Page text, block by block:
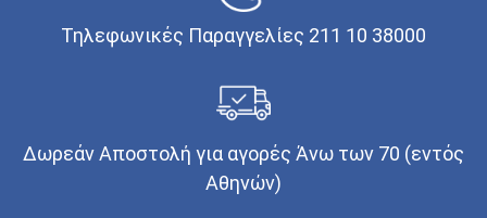
Τηλεφωνικές Παραγγελίες 211 10 38000
Δωρεάν Αποστολή για αγορές Άνω των 70 (εντός
Αθηνών)